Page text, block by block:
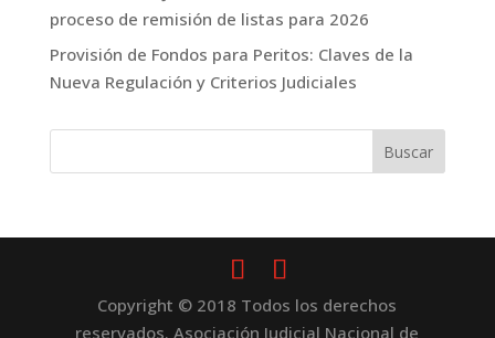
proceso de remisión de listas para 2026
Provisión de Fondos para Peritos: Claves de la
Nueva Regulación y Criterios Judiciales
Copyright © 2018 Todos los derechos
reservados. Asociación Judicial Nacional de